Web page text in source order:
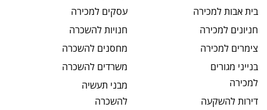
בית אבותלמכירה
חניונים למכירה
צימרים למכירה
בנייני מגורים
למכירה
דירות להשקעה
עסקים למכירה
חנויותלהשכרה
מחסנים להשכרה
משרדים להשכרה
מבני תעשיה
להשכרה